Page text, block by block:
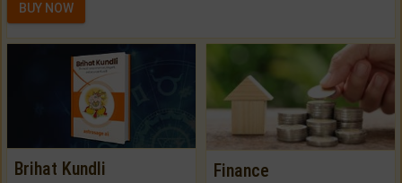
BUY NOW
Brihat Kundli Finance